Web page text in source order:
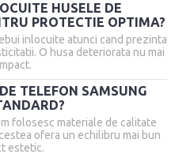
HUSELE DE
PROTECTIE OPTIMA?
inlocuite atunci cand prezinta
O husa deteriorata nu mai
TELEFON SAMSUNG
folosesc materiale de calitate
ofera un echilibru mai bun
estetic.